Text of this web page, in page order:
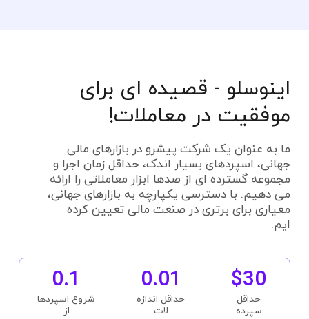
اینوسلو - قصیده ای برای
موفقیت در معاملات!
ما به عنوان یک شرکت پیشرو در بازارهای مالی
جهانی، اسپردهای بسیار اندک، حداقل زمان اجرا و
مجموعه گسترده ای از صدها ابزار معاملاتی را ارائه
می دهیم. با دسترسی یکپارچه به بازارهای جهانی،
معیاری برای برتری در صنعت مالی تعیین کرده
ایم.
$30
حداقل
سپرده
0.01
حداقل اندازه
لات
0.1
شروع اسپردها
از